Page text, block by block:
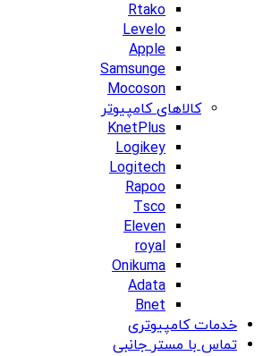
Rtako
Levelo
Apple
Samsunge
Mocoson
کالاهای کامپیوتر
KnetPlus
Logikey
Logitech
Rapoo
Tsco
Eleven
royal
Onikuma
Adata
Bnet
خدمات کامپیوتری
تماس با مستر جانبی